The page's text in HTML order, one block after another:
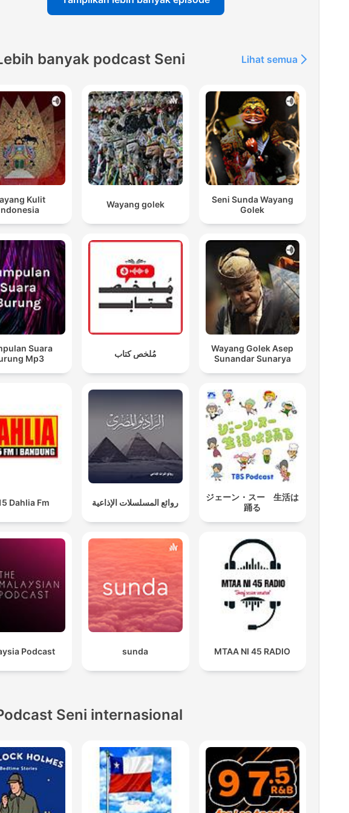
banyak podcast Seni Lihat semua
Kulit
Wayang golek
Seni Sunda Wayang
Golek
Suara
Mp3
مُلخص كتاب
Wayang Golek Asep
Sunandar Sunarya
Dahlia Fm روائع المسلسلات الإذاعية
ジェーン・スー 生活は
踊る
Podcast sunda MTAA NI 45 RADIO
Seni internasional